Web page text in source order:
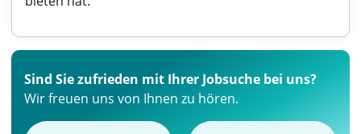
Sind Sie zufrieden mit Ihrer Jobsuche bei uns?
Wir freuen uns von Ihnen zu hören.